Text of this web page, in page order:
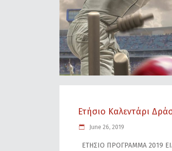
Ετήσιο Καλεντάρι
June 26, 2019
ΕΤΗΣΙΟ ΠΡΟΓΡΑΜΜΑ 2019